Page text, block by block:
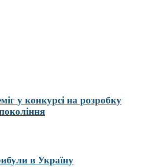
у конкурсі на розробку
в Україну